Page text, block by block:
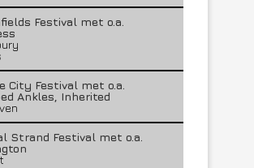
Festival met o.a.
City Festival met o.a.
Ankles, Inherited
Strand Festival met o.a.